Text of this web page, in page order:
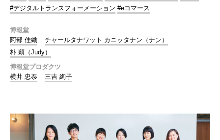
#デジタルトランスフォーメーション #eコマース
博報堂
阿部 佳織
チャールタナワット カニッタナン（ナン）
朴 穎（Judy）
博報堂プロダクツ
横井 忠泰
三吉 絢子